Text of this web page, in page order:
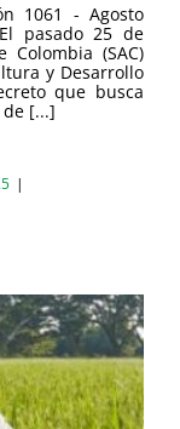
1061 - Agosto
pasado 25 de
(SAC)
y Desarrollo
que busca
[...]
|